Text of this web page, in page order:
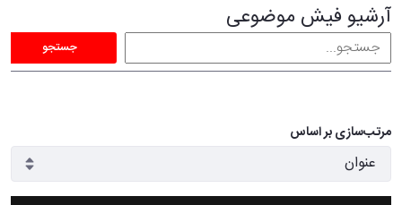
آرشیو فیش موضوعی
جستجو
مرتب‌سازی بر اساس